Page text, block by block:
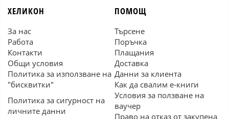
ХЕЛИКОН
За нас
Работа
Контакти
Общи условия
Политика за използване на
"бисквитки"
Политика за сигурност на
личните данни
ПОМОЩ
Търсене
Поръчка
Плащания
Доставка
Данни за клиента
Как да свалим е-книги
Условия за ползване на
ваучер
Право на отказ от закупена